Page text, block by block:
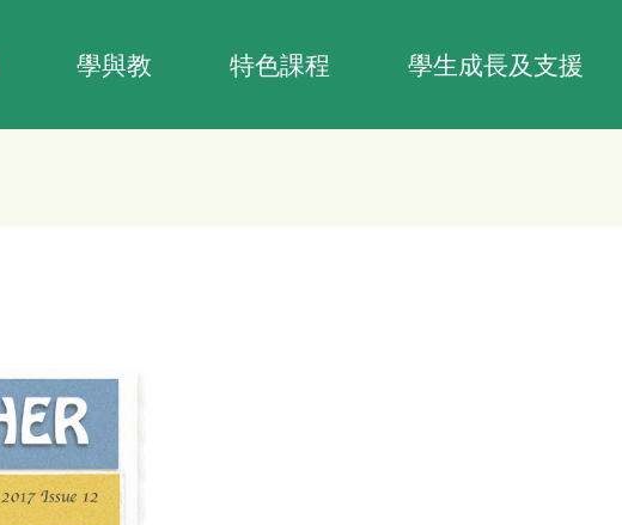
學與教 特色課程 學生成長及支援